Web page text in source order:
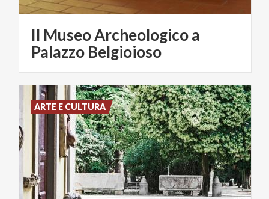
Il Museo Archeologico a
Palazzo Belgioioso
ARTE E CULTURA